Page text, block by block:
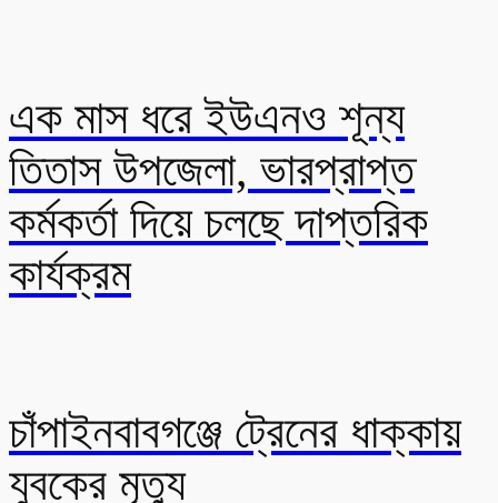
এক মাস ধরে ইউএনও শূন্য
তিতাস উপজেলা, ভারপ্রাপ্ত
কর্মকর্তা দিয়ে চলছে দাপ্তরিক
কার্যক্রম
চাঁপাইনবাবগঞ্জে ট্রেনের ধাক্কায়
যুবকের মৃত্যু